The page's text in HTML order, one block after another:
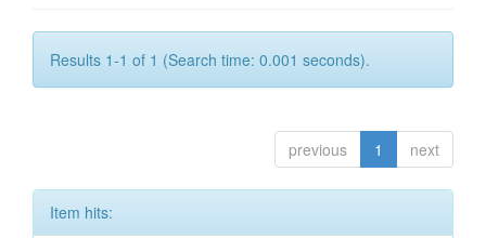
Results 1-1 of 1 (Search time: 0.001 seconds).
previous 1 next
Item hits: